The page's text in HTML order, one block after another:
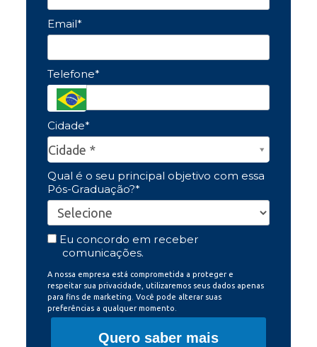
Email*
Telefone*
Cidade*
Cidade *
Cidade*
Qual é o seu principal objetivo com essa
Pós-Graduação?*
Eu concordo em receber
comunicações.
A nossa empresa está comprometida a proteger e
respeitar sua privacidade, utilizaremos seus dados apenas
para fins de marketing. Você pode alterar suas
preferências a qualquer momento.
Quero saber mais